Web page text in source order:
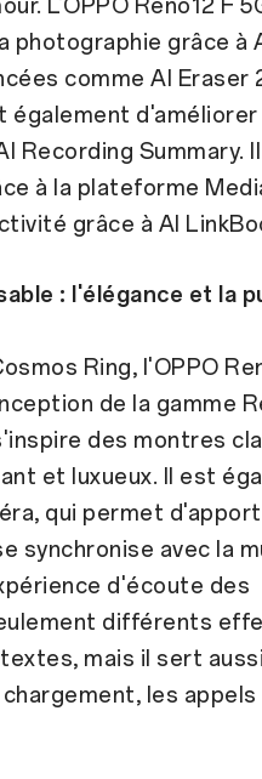
L'OPPO Reno12 F
photographie grâce à
comme AI Eraser
également d'améliorer
Recording Summary.
à la plateforme
grâce à AI
: l'élégance et la
Ring, l'OPPO
de la gamme
des montres
et luxueux. Il est
qui permet
synchronise avec la
d'écoute des
différents
mais il sert
les